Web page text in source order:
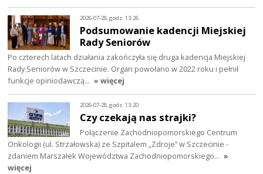
2026-07-28, godz. 13:26
Podsumowanie kadencji Miejskiej
Rady Seniorów
Po czterech latach działania zakończyła się druga kadencja Miejskiej
Rady Seniorów w Szczecinie. Organ powołano w 2022 roku i pełnił
funkcje opiniodawczą… » więcej
2026-07-28, godz. 13:20
Czy czekają nas strajki?
Połączenie Zachodniopomorskiego Centrum
Onkologii (ul. Strzałowska) ze Szpitalem „Zdroje” w Szczecinie -
zdaniem Marszałek Województwa Zachodniopomorskiego… »
więcej